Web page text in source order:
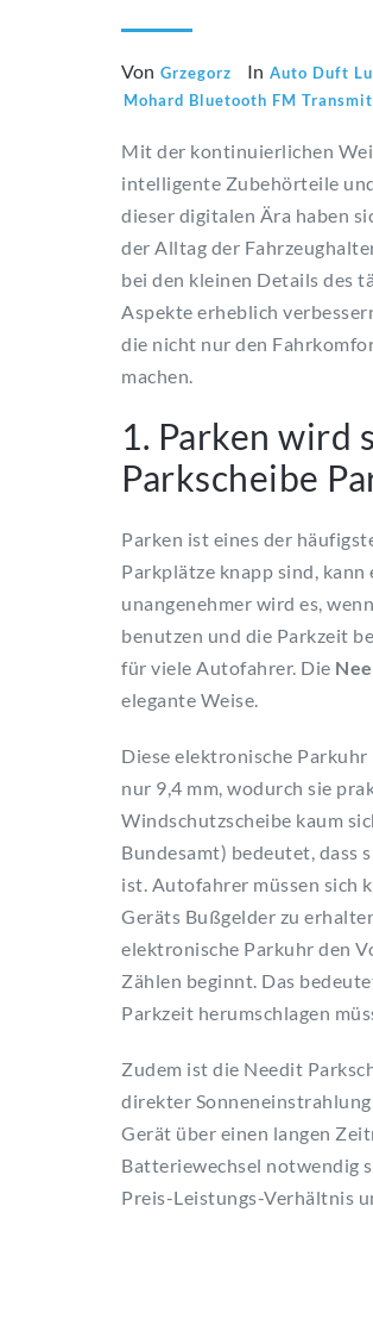
Von Grzegorz In Auto Duft
Mohard Bluetooth FM
Mit der kontinuierlichen
intelligente Zubehörteile
dieser digitalen Ära haben
der Alltag der
bei den kleinen Details des
Aspekte erheblich
die nicht nur den
machen.
1. Parken wird
Parkscheibe
Parken ist eines der
Parkplätze knapp sind,
unangenehmer wird es,
benutzen und die Parkzeit
für viele Autofahrer. Die
elegante Weise.
Diese elektronische
nur 9,4 mm, wodurch sie
Windschutzscheibe kaum
Bundesamt) bedeutet, dass
ist. Autofahrer müssen sich
Geräts Bußgelder zu
elektronische Parkuhr den
Zählen beginnt. Das
Parkzeit herumschlagen
Zudem ist die Needit
direkter
Gerät über einen langen
Batteriewechsel notwendig
Preis-Leistungs-Verhältnis